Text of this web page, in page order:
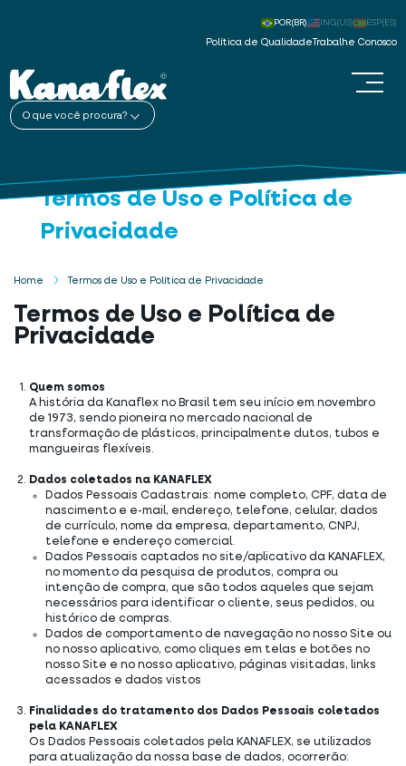
Política de Qualidade Trabalhe Conosco
POR(BR) ING(US) ESP(ES)
O que você procura?
Termos de Uso e Política de
Privacidade
Home Termos de Uso e Política de Privacidade
Termos de Uso e Política de
Privacidade
Quem somos
A história da Kanaflex no Brasil tem seu início em novembro
de 1973, sendo pioneira no mercado nacional de
transformação de plásticos, principalmente dutos, tubos e
mangueiras flexíveis.
Dados coletados na KANAFLEX
Dados Pessoais Cadastrais: nome completo, CPF, data de
nascimento e e-mail, endereço, telefone, celular, dados
de currículo, nome da empresa, departamento, CNPJ,
telefone e endereço comercial.
Dados Pessoais captados no site/aplicativo da KANAFLEX,
no momento da pesquisa de produtos, compra ou
intenção de compra, que são todos aqueles que sejam
necessários para identificar o cliente, seus pedidos, ou
histórico de compras.
Dados de comportamento de navegação no nosso Site ou
no nosso aplicativo, como cliques em telas e botões no
nosso Site e no nosso aplicativo, páginas visitadas, links
acessados e dados vistos
Finalidades do tratamento dos Dados Pessoais coletados
pela KANAFLEX
Os Dados Pessoais coletados pela KANAFLEX, se utilizados
para atualização da nossa base de dados, ocorrerão: